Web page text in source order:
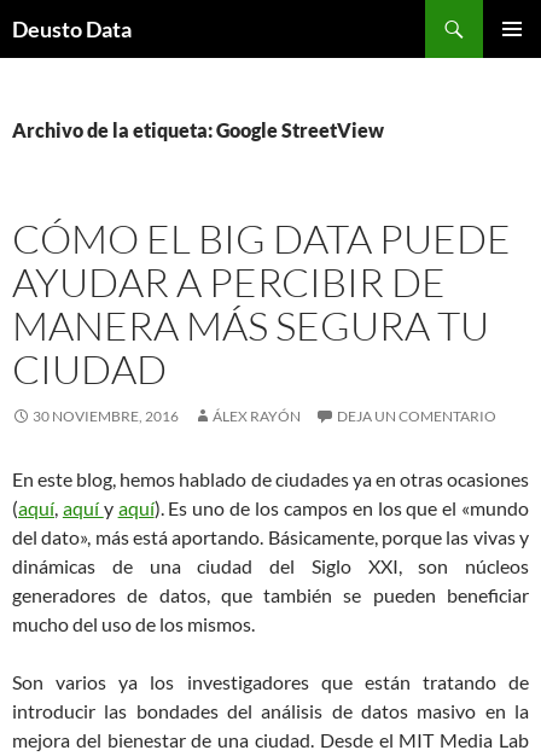
Deusto Data
Archivo de la etiqueta: Google StreetView
CÓMO EL BIG DATA PUEDE
AYUDAR A PERCIBIR DE
MANERA MÁS SEGURA TU
CIUDAD
30 NOVIEMBRE, 2016 ÁLEX RAYÓN DEJA UN COMENTARIO
En este blog, hemos hablado de ciudades ya en otras ocasiones
(aquí, aquí y aquí). Es uno de los campos en los que el «mundo
del dato», más está aportando. Básicamente, porque las vivas y
dinámicas de una ciudad del Siglo XXI, son núcleos
generadores de datos, que también se pueden beneficiar
mucho del uso de los mismos.
Son varios ya los investigadores que están tratando de
introducir las bondades del análisis de datos masivo en la
mejora del bienestar de una ciudad. Desde el MIT Media Lab